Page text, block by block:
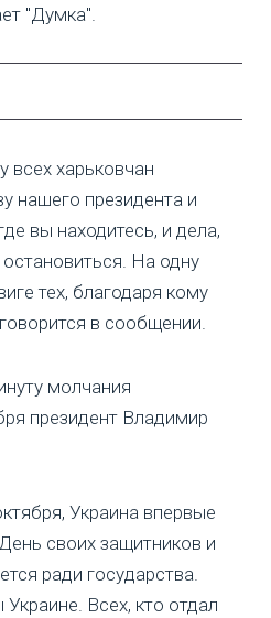
"Думка".
всех харьковчан
нашего президента и
вы находитесь, и дела,
На одну
тех, благодаря кому
в сообщении.
молчания
президент Владимир
Украина впервые
своих защитников и
ради государства.
Всех, кто отдал